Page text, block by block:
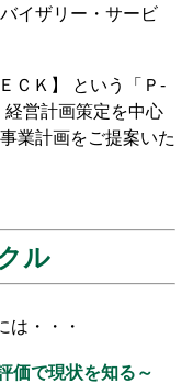
イザリー・サービ
ＣＫ】 という「Ｐ-
経営計画策定を中心
業計画をご提案いた
ル
は・・・
価で現状を知る～